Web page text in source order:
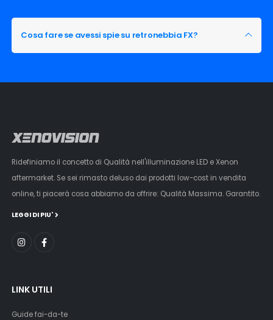
Cosa fare se avessi spie su retronebbia FX?
Ridefiniamo il concetto di Qualità nell'illuminazione LED e Xenon
aftermarket. Se sei rimasto deluso dai prodotti low-cost in vendita
online, ti piacerà cosa abbiamo da offrire: Qualità Massima. Garantito.
LEGGI DI PIU'
LINK UTILI
Guide fai-da-te